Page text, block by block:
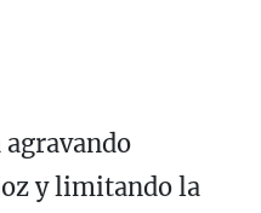
y limitando la